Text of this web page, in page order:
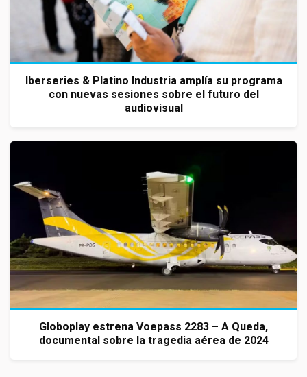
Iberseries & Platino Industria amplía su programa
con nuevas sesiones sobre el futuro del
audiovisual
Globoplay estrena Voepass 2283 – A Queda,
documental sobre la tragedia aérea de 2024